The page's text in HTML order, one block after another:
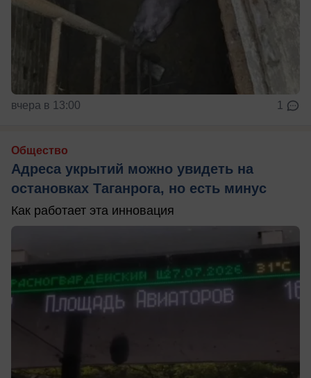
вчера в 13:00 1
Общество
Адреса укрытий можно увидеть на
остановках Таганрога, но есть минус
Как работает эта инновация